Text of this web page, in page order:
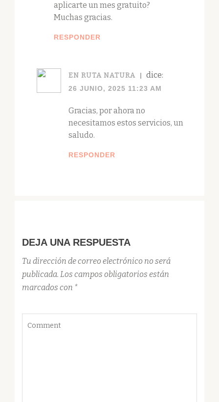
aplicarte un mes gratuito?
Muchas gracias.
RESPONDER
EN RUTA NATURA dice:
26 JUNIO, 2025 11:23 AM
Gracias, por ahora no
necesitamos estos servicios, un
saludo.
RESPONDER
DEJA UNA RESPUESTA
Tu dirección de correo electrónico no será
publicada. Los campos obligatorios están
marcados con *